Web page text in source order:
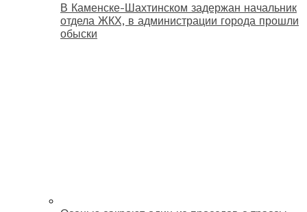
В Каменске-Шахтинском задержан начальник
отдела ЖКХ, в администрации города прошли
обыски